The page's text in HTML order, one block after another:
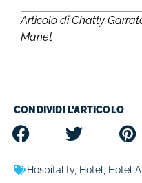
Articolo di Chatty
Manet
CONDIVIDI L’ARTICOLO
Hospitality, Hotel Hotel